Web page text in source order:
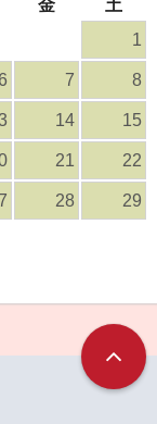
金
土
1
7 8
14 15
21 22
28 29